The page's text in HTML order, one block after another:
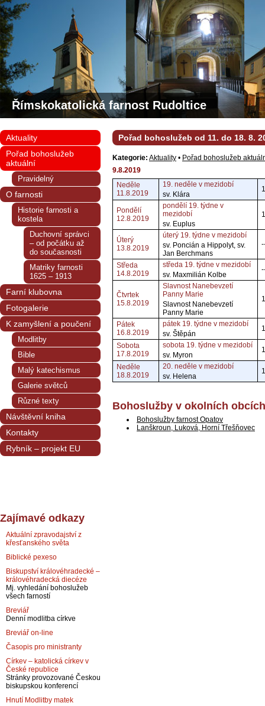
Římskokatolická farnost Rudoltice
Pořad bohoslužeb od 11. do 18. 8.
Kategorie: Aktuality • Pořad bohoslužeb
9.8.2019
Neděle
11.8.2019
19. neděle v mezidobí
sv. Klára
Pondělí
12.8.2019
pondělí 19. týdne v
mezidobí
sv. Euplus
Úterý
13.8.2019
úterý 19. týdne v mezidobí
sv. Poncián a Hippolyt, sv.
Jan Berchmans
Středa
14.8.2019
středa 19. týdne v mezidobí
sv. Maxmilián Kolbe
Čtvrtek
15.8.2019
Slavnost Nanebevzetí
Panny Marie
Slavnost Nanebevzetí
Panny Marie
Pátek
16.8.2019
pátek 19. týdne v mezidobí
sv. Štěpán
Sobota
17.8.2019
sobota 19. týdne v mezidobí
sv. Myron
Neděle
18.8.2019
20. neděle v mezidobí
sv. Helena
Bohoslužby v okolních obcích
Bohoslužby farnost Opatov
Lanškroun, Luková, Horní Třešňovec
Aktuality
Pořad bohoslužeb
aktuální
Pravidelný
O farnosti
Historie farnosti a
kostela
Duchovní správci
– od počátku až
do současnosti
Matriky farnosti
1625 – 1913
Farní klubovna
Fotogalerie
K zamyšlení a poučení
Modlitby
Bible
Malý katechismus
Galerie světců
Různé texty
Návštěvní kniha
Kontakty
Rybník – projekt EU
Zajímavé odkazy
Aktuální zpravodajství z
křesťanského světa
Biblické pexeso
Biskupství královéhradecké –
královéhradecká diecéze
Mj. vyhledání bohoslužeb
všech farností
Breviář
Denní modlitba církve
Breviář on-line
Časopis pro ministranty
Církev – katolická církev v
České republice
Stránky provozované Českou
biskupskou konferencí
Hnutí Modlitby matek